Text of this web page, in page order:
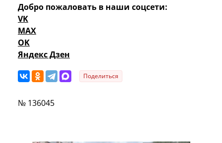
Добро пожаловать в наши соцсети:
VK
MAX
OK
Яндекс Дзен
Поделиться
№ 136045